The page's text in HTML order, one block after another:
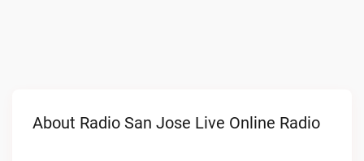
About Radio San Jose Live Online Radio